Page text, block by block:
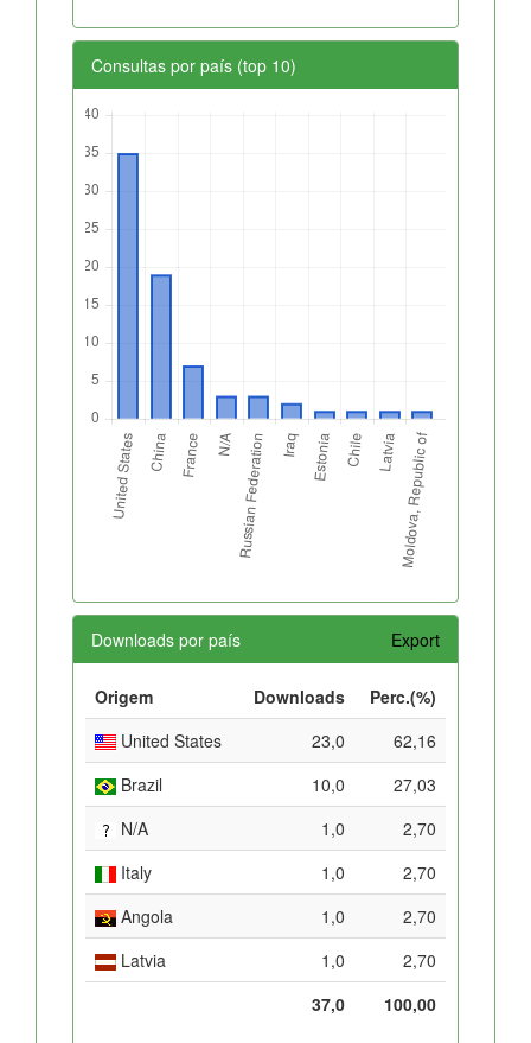
Consultas por país (top 10)
Downloads por país Export
Origem Downloads
Perc.(%)
United States
23,0
62,16
Brazil
10,0
27,03
N/A
1,0
2,70
Italy
1,0
2,70
Angola
1,0
2,70
Latvia
1,0
2,70
37,0
100,00